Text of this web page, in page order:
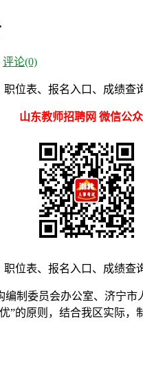
评论(0)
位表、报名入口、成绩
山东教师招聘网 微信公
位表、报名入口、成绩查
制委员会办公室、济宁
”的原则，结合我区实际，